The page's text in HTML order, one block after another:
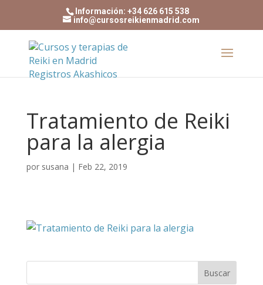
Información: +34 626 615 538
info@cursosreikienmadrid.com
Tratamiento de Reiki
para la alergia
por susana | Feb 22, 2019